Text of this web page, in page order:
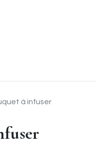
à infuser